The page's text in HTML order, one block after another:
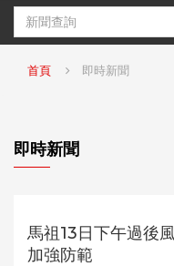
首頁 即時新聞
即時新聞
馬祖13日下午過後
加強防範